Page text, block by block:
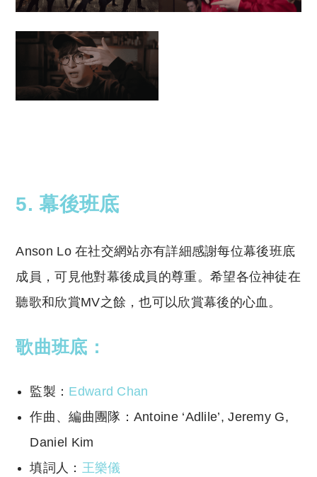
5. 幕後班底
Anson Lo 在社交網站亦有詳細感謝每位幕後班底
成員，可見他對幕後成員的尊重。希望各位神徒在
聽歌和欣賞MV之餘，也可以欣賞幕後的心血。
歌曲班底：
監製： Edward Chan
作曲、編曲團隊：Antoine ‘Adlile’, Jeremy G,
Daniel Kim
填詞人： 王樂儀